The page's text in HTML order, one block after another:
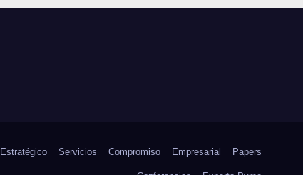
Servicios Compromiso Empresarial Papers